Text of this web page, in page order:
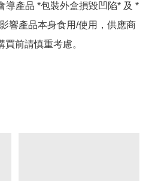
導產品 *包裝外盒損毀凹陷* 及 *
響產品本身食用/使用，供應商
前請慎重考慮。